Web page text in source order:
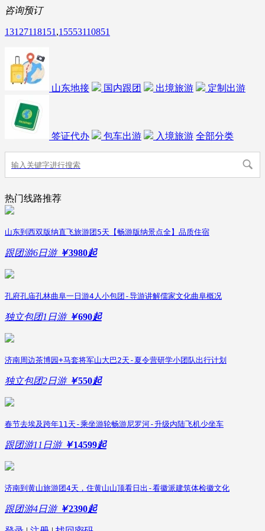
咨询预订
13127118151 ,15553110851
山东地接 国内跟团 出境旅游 定制出游
签证代办 包车出游 入境旅游 全部分类
热门线路推荐
山东到西双版纳直飞旅游团5天【畅游版纳景点全】品质住宿
跟团游6日游 ￥3980起
孔府孔庙孔林曲阜一日游4人小包团-导游讲解儒家文化曲阜概况
独立包团1日游 ￥690起
济南周边茶博园+马套将军山大巴2天-夏令营研学小团队出行计划
独立包团2日游 ￥550起
春节去埃及跨年11天-乘坐游轮畅游尼罗河-升级内陆飞机少坐车
跟团游11日游 ￥14599起
济南到黄山旅游团4天，住黄山山顶看日出-看徽派建筑体检徽文化
跟团游4日游 ￥2390起